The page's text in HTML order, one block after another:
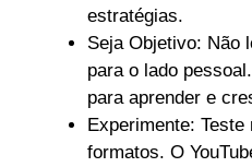
estratégias.
Seja Objetivo: Não
para o lado
para aprender e
Experimente:
formatos. O